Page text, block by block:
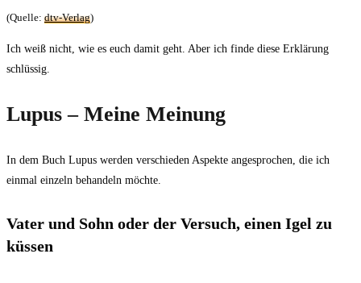
(Quelle: dtv-Verlag)
Ich weiß nicht, wie es euch damit geht. Aber ich finde diese Erklärung
schlüssig.
Lupus – Meine Meinung
In dem Buch Lupus werden verschieden Aspekte angesprochen, die ich
einmal einzeln behandeln möchte.
Vater und Sohn oder der Versuch, einen Igel zu
küssen